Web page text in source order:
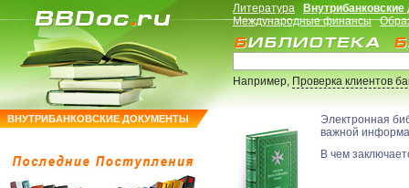
ВНУТРИБАНКОВСКИЕ ДОКУМЕНТЫ
Литература
Международные финансы
Например,Проверка клиентов
Электронная
важной
В чем